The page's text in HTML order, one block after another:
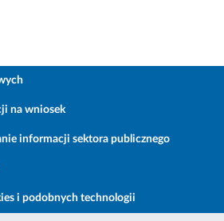
na wniosek
informacji sektora publicznego
i podobnych technologii